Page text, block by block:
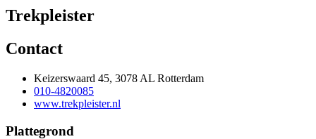
Trekpleister
Contact
Keizerswaard 45, 3078 AL Rotterdam
010-4820085
www.trekpleister.nl
Plattegrond